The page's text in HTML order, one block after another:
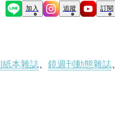
加入 追蹤 訂閱
本雜誌、 鏡週刊動態雜誌、